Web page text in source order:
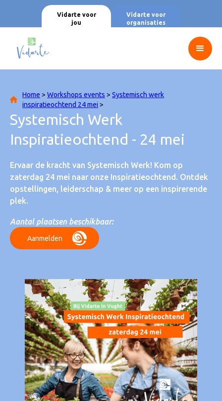
Vidarte voor
jou
Vidarte voor
organisaties
Home >Workshops events >Systemisch werk
inspiratieochtend 24 mei >
Systemisch Werk
Inspiratieochtend - 24 mei
Ervaar de kracht van Systemisch Werk! Kom op
zaterdag 24 mei naar onze Inspiratieochtend. Ontdek
opstellingen, leiderschap & meer op een inspirerende
plek.
Aantal plaatsen beschikbaar:
Aanmelden